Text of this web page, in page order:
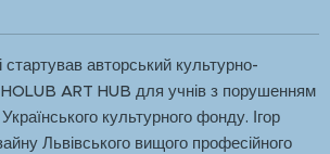
стартував авторський культурно-
ART HUB для учнів з порушенням
культурного фонду. Ігор
Львівського вищого професійного